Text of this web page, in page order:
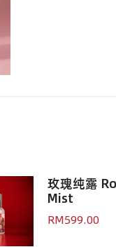
玫瑰纯露
Mist
RM599.00